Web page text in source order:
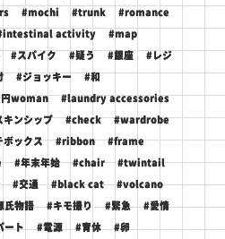
#mochi #trunk #romance
activity #map
#スパイク #疑う #銀座 #レジ
#ジョッキー #和
woman #laundry accessories
キンシップ #check #wardrobe
ボックス #ribbon #frame
#年末年始 #chair #twintail
#交通 #black cat #volcano
氏物語 #キモ撮り #緊急 #愛情
ート #電源 #育休 #卵